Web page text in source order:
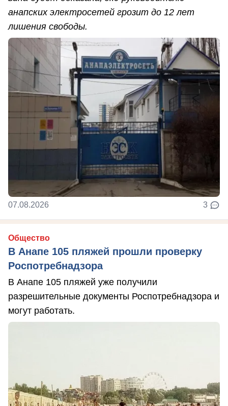
анапских электросетей грозит до 12 лет
лишения свободы.
07.08.2026 3
Общество
В Анапе 105 пляжей прошли проверку
Роспотребнадзора
В Анапе 105 пляжей уже получили
разрешительные документы Роспотребнадзора и
могут работать.